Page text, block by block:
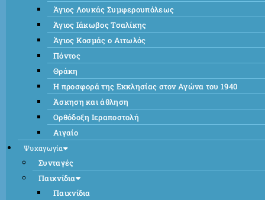
Άγιος Λουκάς Συμφερουπόλεως
Άγιος Ιάκωβος Τσαλίκης
Άγιος Κοσμάς ο Αιτωλός
Πόντος
Θράκη
Η προσφορά της Εκκλησίας στον Αγώνα του 1940
Άσκηση και άθληση
Ορθόδοξη Ιεραποστολή
Αιγαίο
Ψυχαγωγία
Συνταγές
Παιχνίδια
Παιχνίδια